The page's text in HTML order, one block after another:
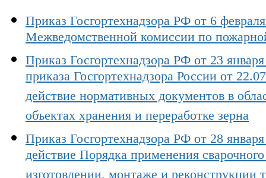
Приказ Госгортехнадзора РФ от 6
Межведомственной комиссии по
Приказ Госгортехнадзора РФ от 23
приказа Госгортехнадзора России от
действие нормативных документов в
объектах хранения и переработке зерна
Приказ Госгортехнадзора РФ от 28
действие Порядка применения